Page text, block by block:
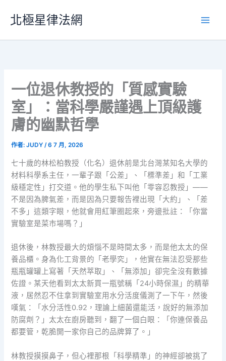
要
北極星律法網
一位退休教授的「質感實驗
室」：當科學嚴謹遇上頂級護
膚的幽默哲學
作者:JUDY/6 7 月, 2026
七十歲的林松柏教授（化名）退休前是北台灣某知名大學的
材料科學系主任，一輩子跟「公差」、「標準差」和「工業
級穩定性」打交道。他的學生私下叫他「零容忍教授」——
不是因為脾氣差，而是因為只要報告裡出現「大約」、「差
不多」這類字眼，他就會用紅筆圈起來，旁邊批註：「你當
實驗室是菜市場嗎？」
退休後，林教授最大的煩惱不是時間太多，而是他太太的保
養品櫃。身為化工背景的「老學究」，他實在無法忍受那些
瓶瓶罐罐上寫著「天然萃取」、「無添加」卻完全沒有數據
佐證。某天他看到太太新買一瓶號稱「24小時保濕」的精華
液，居然忍不住拿到實驗室用水分活度儀測了一下午，然後
嘆氣：「水分活性0.92，理論上細菌還能活，說好的無添加
防腐劑？」太太在廚房聽到，翻了一個白眼：「你連保養品
都要管，乾脆開一家你自己的品牌算了。」
林教授摸摸鼻子，但心裡那根「科學精準」的神經卻被挑了